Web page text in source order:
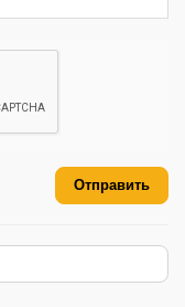
Отправить